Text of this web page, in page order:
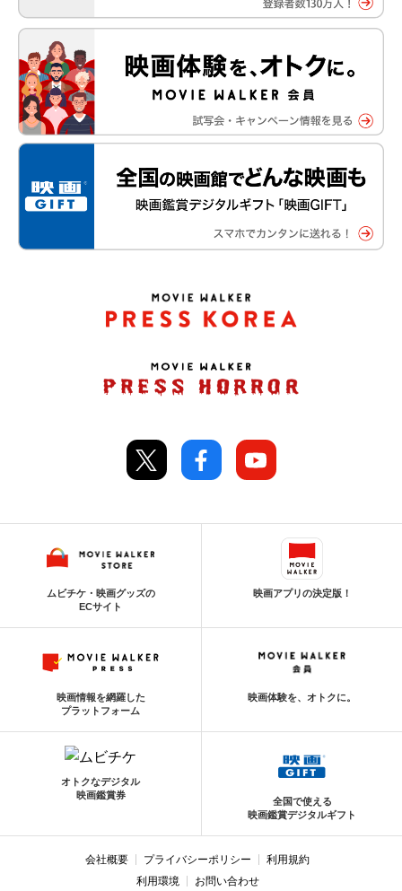
ムビチケ・映画グッズの
ECサイト
映画アプリの決定版！
映画情報を網羅した
プラットフォーム
映画体験を、オトクに。
オトクなデジタル
映画鑑賞券
全国で使える
映画鑑賞デジタルギフト
会社概要 プライバシーポリシー
利用規約
利用環境
お問い合わせ